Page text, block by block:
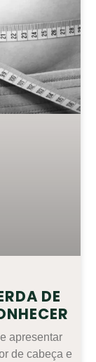
DE
apresentar
de cabeça e